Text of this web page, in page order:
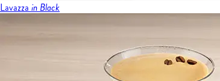
Lavazza in Black